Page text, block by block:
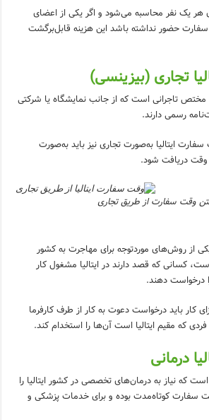
هر یک نفر محاسبه می‌شود و اگر یکی از اعضای
سفارت حضور نداشته باشد این هزینه قابل‌برگشت
تجاری (بیزینسی)
مختص تاجرانی است که از جانب نمایشگاه یا شرکتی
رسمی دارند.
ایتالیا به‌صورت تجاری نیز باید به‌صورت
وقت دریافت شود.
وقت سفارت از طریق تجاری
از روش‌های موردتوجه برای مهاجرت به کشور
است، کسانی که قصد دارند در ایتالیا مشغول کار
درخواست دهند.
کار باید درخواست دعوت به کار از طرف کارفرما
فردی که مقیم ایتالیا است آن‌ها را استخدام کند.
درمانی
که نیاز به درمان‌های تخصصی در کشور ایتالیا را
سفارت کوتاه‌مدت بوده و برای خدمات پزشکی و